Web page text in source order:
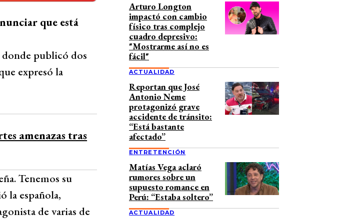
su segundo
debido a
denuncias de
Aránguiz
en esas
que está
publicó dos
expresó la
amenazas tras
Tenemos su
la española,
de varias de
Arturo Longton
impactó con cambio
físico tras complejo
cuadro depresivo:
"Mostrarme así no es
fácil"
ACTUALIDAD
Reportan que José
Antonio Neme
protagonizó grave
accidente de tránsito:
“Está bastante
afectado”
ENTRETENCIÓN
Matías Vega aclaró
rumores sobre un
supuesto romance en
Perú: “Estaba soltero”
ACTUALIDAD